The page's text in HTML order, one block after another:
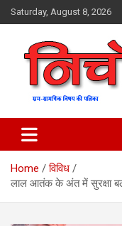
Skip
to
Saturday, August 8, 2026
Nichod
Home
विविध
लाल आतंक के अंत में सुरक्षा